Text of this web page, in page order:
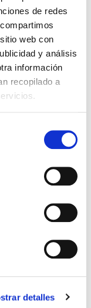
de redes
web con
y análisis
información
recopilado a
detalles
PRECIO ESPECIAL
20,20€